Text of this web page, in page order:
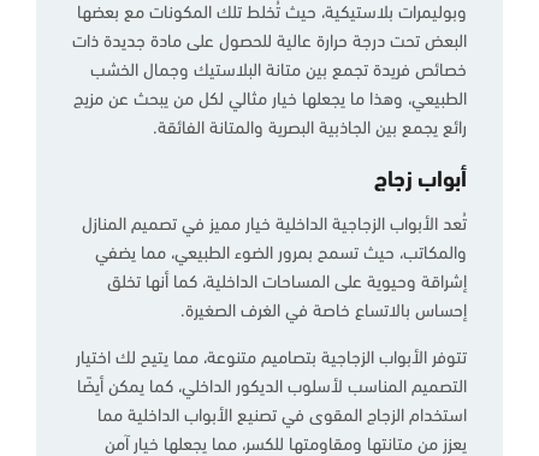
وبوليمرات بلاستيكية، حيث تُخلط تلك المكونات مع بعضها
البعض تحت درجة حرارة عالية للحصول على مادة جديدة ذات
خصائص فريدة تجمع بين متانة البلاستيك وجمال الخشب
الطبيعي، وهذا ما يجعلها خيار مثالي لكل من يبحث عن مزيج
رائع يجمع بين الجاذبية البصرية والمتانة الفائقة.
أبواب زجاج
تُعد الأبواب الزجاجية الداخلية خيار مميز في تصميم المنازل
والمكاتب، حيث تسمح بمرور الضوء الطبيعي، مما يضفي
إشراقة وحيوية على المساحات الداخلية، كما أنها تخلق
إحساس بالاتساع خاصة في الغرف الصغيرة.
تتوفر الأبواب الزجاجية بتصاميم متنوعة، مما يتيح لك اختيار
التصميم المناسب لأسلوب الديكور الداخلي، كما يمكن أيضًا
استخدام الزجاج المقوى في تصنيع الأبواب الداخلية مما
يعزز من متانتها ومقاومتها للكسر، مما يجعلها خيار آمن